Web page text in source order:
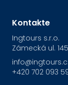
Kontakte
Ingtours s.r.o.
Zámecká ul.
+420 702 093